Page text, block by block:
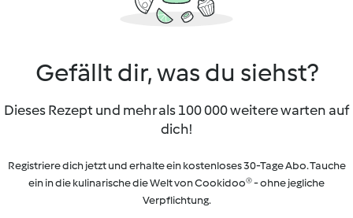
Gefällt dir, was du siehst?
Dieses Rezept und mehr als 100 000 weitere warten auf
dich!
Registriere dich jetzt und erhalte ein kostenloses 30-Tage Abo. Tauche
ein in die kulinarische die Welt von Cookidoo® - ohne jegliche
Verpflichtung.